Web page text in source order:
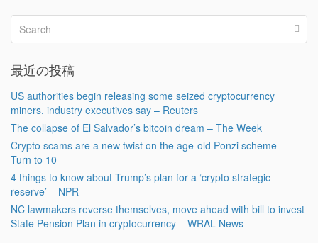
最近の投稿
US authorities begin releasing some seized cryptocurrency
miners, industry executives say – Reuters
The collapse of El Salvador’s bitcoin dream – The Week
Crypto scams are a new twist on the age-old Ponzi scheme –
Turn to 10
4 things to know about Trump’s plan for a ‘crypto strategic
reserve’ – NPR
NC lawmakers reverse themselves, move ahead with bill to invest
State Pension Plan in cryptocurrency – WRAL News